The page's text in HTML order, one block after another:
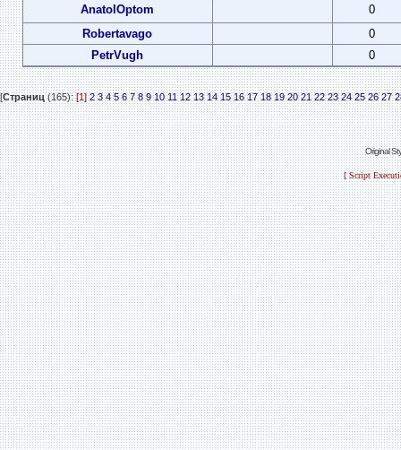
AnatolOptom
0
Robertavago
0
PetrVugh
0
[Страниц(165):[1] 2 3 4 5 6 7 8 9 10 11 12 13 14 15 16 17 18 19 20 21 22 23 24 25 26 27
Original
[ Script